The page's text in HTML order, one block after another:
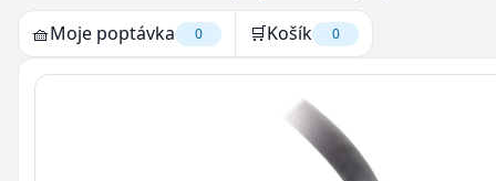
🧺Moje poptávka 0 🛒Košík 0